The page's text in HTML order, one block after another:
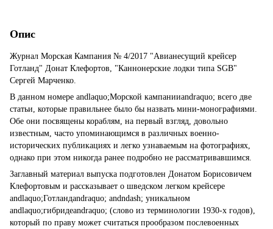
Опис
Журнал Морская Кампания № 4/2017 "Авианесущий крейсер
Готланд" Донат Клефортов, "Каннонерские лодки типа SGB"
Сергей Марченко.
В данном номере andlaquo;Морской кампанииandraquo; всего две
статьи, которые правильнее было бы назвать мини-монографиями.
Обе они посвящены кораблям, на первый взгляд, довольно
известным, часто упоминающимся в различных военно-
исторических публикациях и легко узнаваемым на фотографиях,
однако при этом никогда ранее подробно не рассматривавшимся.
Заглавный материал выпуска подготовлен Донатом Борисовичем
Клефортовым и рассказывает о шведском легком крейсере
andlaquo;Готландandraquo; andndash; уникальном
andlaquo;гибридеandraquo; (слово из терминологии 1930-х годов),
который по праву может считаться прообразом послевоенных